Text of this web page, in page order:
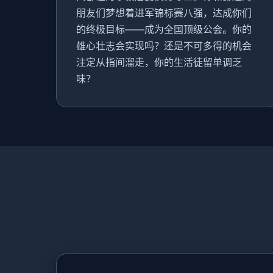
朋友们梦想着进军锦标赛八强，达成你们
的终极目标——成为全国顶级公会。你的
雄心壮志会实现吗？还是不可多得的机会
注定从指间溜走，你的生活徒留单调乏
味？